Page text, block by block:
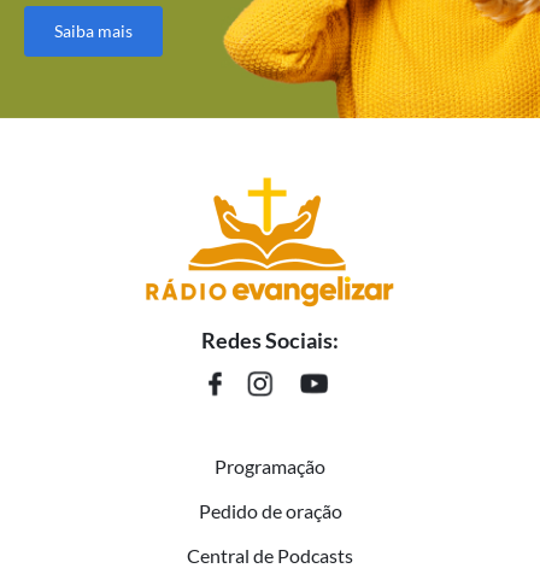
Saiba mais
Redes Sociais:
Programação
Pedido de oração
Central de Podcasts